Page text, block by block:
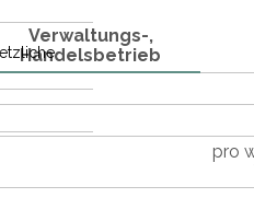
Verwaltungs-,
Handelsbetrieb
pro